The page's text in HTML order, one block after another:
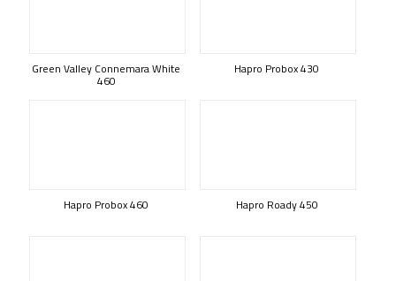
Green Valley Connemara White
460
Hapro Probox 430
Hapro Probox 460 Hapro Roady 450